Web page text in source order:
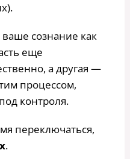
сознание как
еще
а другая —
процессом,
контроля.
переключаться,
.